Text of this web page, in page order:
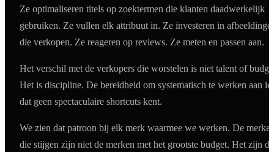
Ze optimaliseren titels op zoektermen die klanten daadwerkelijk
gebruiken. Ze vullen elk attribuut in. Ze investeren in
die verkopen. Ze reageren op reviews. Ze meten en passen aan.
Het verschil met de verkopers die worstelen is niet talent of
Het is discipline. De bereidheid om systematisch te werken aan
dat geen spectaculaire shortcuts kent.
We zien dat patroon bij elk merk waarmee we werken. De
die stijgen zijn niet de merken met het grootste budget. Het zijn de